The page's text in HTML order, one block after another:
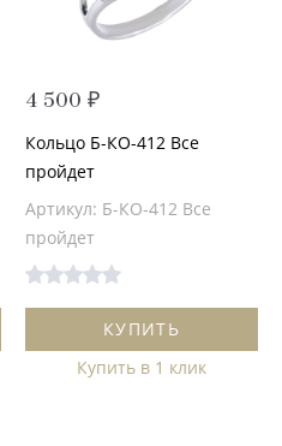
4 500 ₽
Кольцо Б-КО-412 Все
пройдет
Артикул: Б-КО-412 Все
пройдет
КУПИТЬ
Купить в 1 клик